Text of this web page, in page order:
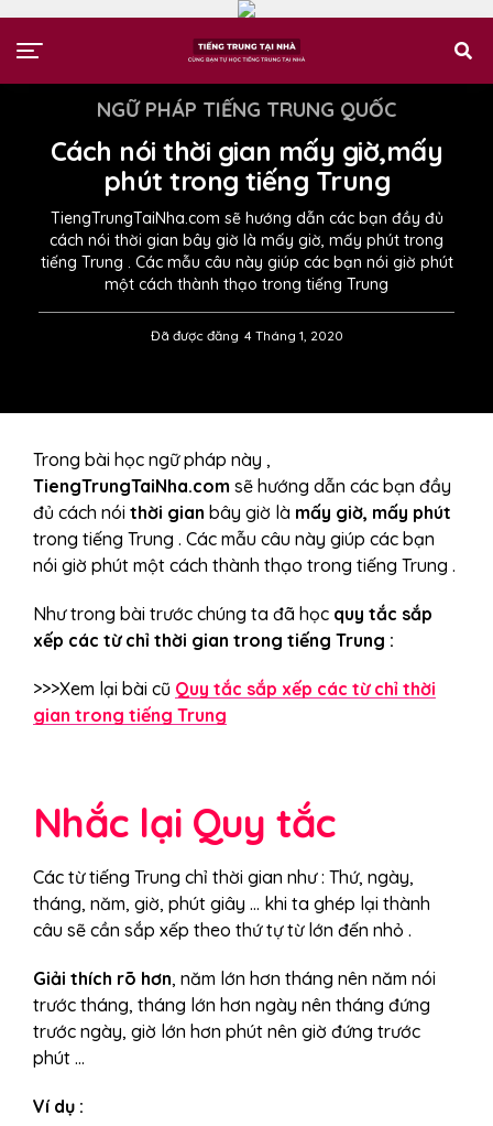
NGỮ PHÁP TIẾNG TRUNG QUỐC
Cách nói thời gian mấy giờ,mấy
phút trong tiếng Trung
TiengTrungTaiNha.com sẽ hướng dẫn các bạn đầy đủ
cách nói thời gian bây giờ là mấy giờ, mấy phút trong
tiếng Trung . Các mẫu câu này giúp các bạn nói giờ phút
một cách thành thạo trong tiếng Trung
Đã được đăng 4 Tháng 1, 2020
Trong bài học ngữ pháp này ,
TiengTrungTaiNha.com sẽ hướng dẫn các bạn đầy
đủ cách nói thời gian bây giờ là mấy giờ, mấy phút
trong tiếng Trung . Các mẫu câu này giúp các bạn
nói giờ phút một cách thành thạo trong tiếng Trung .
Như trong bài trước chúng ta đã học quy tắc sắp
xếp các từ chỉ thời gian trong tiếng Trung :
>>>Xem lại bài cũ Quy tắc sắp xếp các từ chỉ thời
gian trong tiếng Trung
Nhắc lại Quy tắc
Các từ tiếng Trung chỉ thời gian như : Thứ, ngày,
tháng, năm, giờ, phút giây … khi ta ghép lại thành
câu sẽ cần sắp xếp theo thứ tự từ lớn đến nhỏ .
Giải thích rõ hơn, năm lớn hơn tháng nên năm nói
trước tháng, tháng lớn hơn ngày nên tháng đứng
trước ngày, giờ lớn hơn phút nên giờ đứng trước
phút …
Ví dụ :